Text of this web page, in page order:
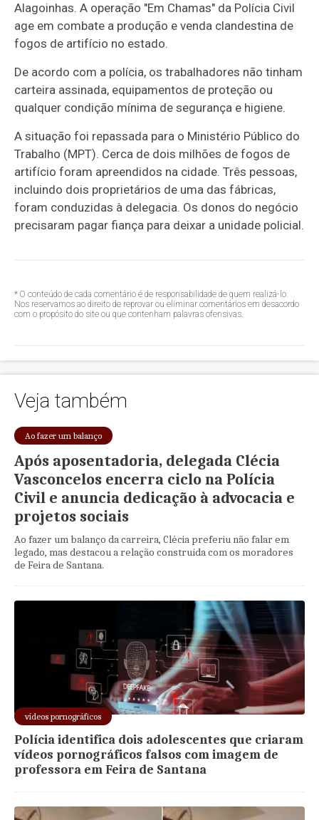
Alagoinhas. A operação "Em Chamas" da Polícia Civil
age em combate a produção e venda clandestina de
fogos de artifício no estado.
De acordo com a polícia, os trabalhadores não tinham
carteira assinada, equipamentos de proteção ou
qualquer condição mínima de segurança e higiene.
A situação foi repassada para o Ministério Público do
Trabalho (MPT). Cerca de dois milhões de fogos de
artifício foram apreendidos na cidade. Três pessoas,
incluindo dois proprietários de uma das fábricas,
foram conduzidas à delegacia. Os donos do negócio
precisaram pagar fiança para deixar a unidade policial.
* O conteúdo de cada comentário é de responsabilidade de quem realizá-lo.
Nos reservamos ao direito de reprovar ou eliminar comentários em desacordo
com o propósito do site ou que contenham palavras ofensivas.
Veja também
Ao fazer um balanço
Após aposentadoria, delegada Clécia
Vasconcelos encerra ciclo na Polícia
Civil e anuncia dedicação à advocacia e
projetos sociais
Ao fazer um balanço da carreira, Clécia preferiu não falar em
legado, mas destacou a relação construída com os moradores
de Feira de Santana.
vídeos pornográficos
Polícia identifica dois adolescentes que criaram
vídeos pornográficos falsos com imagem de
professora em Feira de Santana